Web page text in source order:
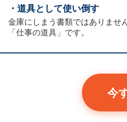
・道具として使い倒す
金庫にしまう書類ではありませ
「仕事の道具」です。
今